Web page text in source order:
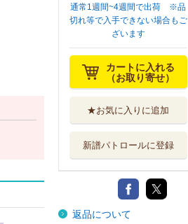
通常1週間~4週間で出荷 ※品
切れ等で入手できない場合もご
ざいます
カートに入れる
（お取り寄せ）
★お気に入りに追加
新譜パトロールに登録
返品について